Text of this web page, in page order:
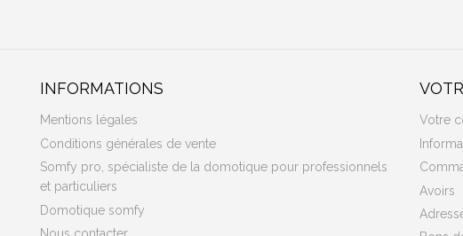
INFORMATIONS
Mentions légales
Conditions générales de vente
Somfy pro, spécialiste de la domotique pour professionnels
et particuliers
Domotique somfy
Votre
Avoirs